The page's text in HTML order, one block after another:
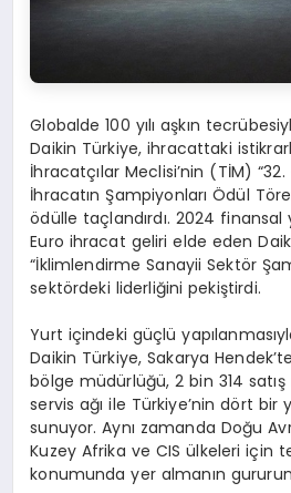
Globalde 100 yılı aşkın
Daikin Türkiye, ihracattaki
İhracatçılar Meclisi’nin (TİM)
İhracatın Şampiyonları Ödül
ödülle taçlandırdı. 2024 finansal
Euro ihracat geliri elde eden
“İklimlendirme Sanayii Sektör
sektördeki liderliğini pekiştirdi.
Yurt içindeki güçlü
Daikin Türkiye, Sakarya
bölge müdürlüğü, 2 bin 314 satış
servis ağı ile Türkiye’nin dört bir
sunuyor. Aynı zamanda Doğu
Kuzey Afrika ve CIS ülkeleri için
konumunda yer almanın